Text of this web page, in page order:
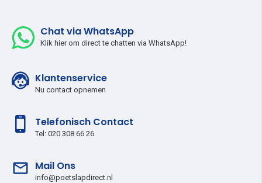
Chat via WhatsApp
Klik hier om direct te chatten via WhatsApp!
Klantenservice
Nu contact opnemen
Telefonisch Contact
Tel: 020 308 66 26
Mail Ons
info@poetslapdirect.nl